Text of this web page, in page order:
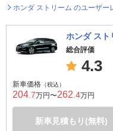
ホンダ ストリーム のユーザー
ホンダ スト
総合評価
4.3
新車価格 （税込）
204 .7万円〜262 .4万円
新車見積もり(無料)